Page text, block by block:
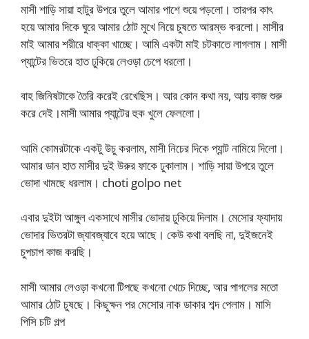
মাসী শাড়ি সায়া হাটুর উপরে তুলে আমার পাশে শুয়ে পড়লো। তারপর কাৎ
হয়ে আমার দিকে ঘুরে আমার ঠোট মুখে নিয়ে চুষতে আরম্ভ করলো। মাসীর
মাই আমার শরীরে ধাক্কা খাচ্ছে। আমি একটা মাই চটকাতে লাগলাম। মাসী
প্যান্টের ভিতরে হাত ঢুকিয়ে লেওড়া চেপে ধরলো।
বাহ জিনিষটাকে তৈরি করেই রেখেছিস। আর কোন কথা নয়, আয় কাজ শুরু
করে দেই।মাসী আমার প্যান্টের হুক খুলে ফেললো।
আমি কোমরটাকে একটু উচু করলাম, মাসী নিচের দিকে প্যান্ট নামিয়ে দিলো।
আমার ডান হাত মাসীর দুই উরুর ফাকে ঢুকালাম। শাড়ি সায়া উপরে তুলে
ভোদা খামছে ধরলাম। choti golpo net
এবার দুইটা আঙ্গুল একসাথে মাসীর ভোদায় ঢুকিয়ে দিলাম। মেসোর ফ্যাদায়
ভোদার ভিতরটা জ্যাবজ্যাবে হয়ে আছে। কেউ কথা বলছি না, দুইজনেই
চুপচাপ কাজ করছি।
মাসী আমার লেওড়া কখনো টিপছে কখনো খেচে দিচ্ছে, আর পাগলের মতো
আমার ঠোট চুষছে। কিছুক্ষন পর মেসোর নাক ডাকার শব্দ পেলাম। মাসি
পিসি চটি গল্প